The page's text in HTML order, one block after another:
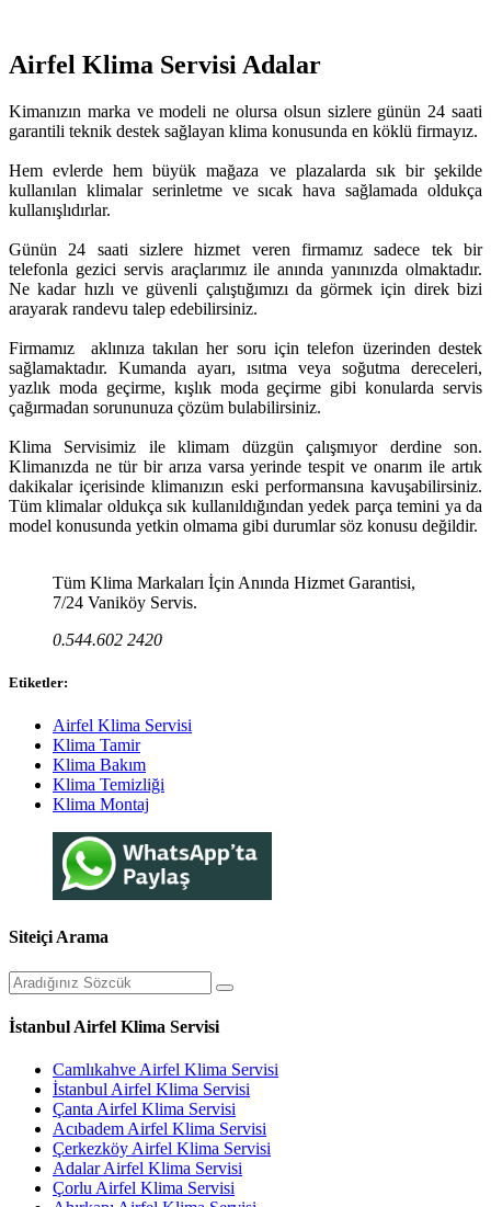
Airfel Klima Servisi Adalar
Kimanızın marka ve modeli ne olursa olsun sizlere günün 24 saati
garantili teknik destek sağlayan klima konusunda en köklü firmayız.
Hem evlerde hem büyük mağaza ve plazalarda sık bir şekilde
kullanılan klimalar serinletme ve sıcak hava sağlamada oldukça
kullanışlıdırlar.
Günün 24 saati sizlere hizmet veren firmamız sadece tek bir
telefonla gezici servis araçlarımız ile anında yanınızda olmaktadır.
Ne kadar hızlı ve güvenli çalıştığımızı da görmek için direk bizi
arayarak randevu talep edebilirsiniz.
Firmamız aklınıza takılan her soru için telefon üzerinden destek
sağlamaktadır. Kumanda ayarı, ısıtma veya soğutma dereceleri,
yazlık moda geçirme, kışlık moda geçirme gibi konularda servis
çağırmadan sorununuza çözüm bulabilirsiniz.
Klima Servisimiz ile klimam düzgün çalışmıyor derdine son.
Klimanızda ne tür bir arıza varsa yerinde tespit ve onarım ile artık
dakikalar içerisinde klimanızın eski performansına kavuşabilirsiniz.
Tüm klimalar oldukça sık kullanıldığından yedek parça temini ya da
model konusunda yetkin olmama gibi durumlar söz konusu değildir.
Tüm Klima Markaları İçin Anında Hizmet Garantisi,
7/24 Vaniköy Servis.
0.544.602 2420
Etiketler:
Airfel Klima Servisi
Klima Tamir
Klima Bakım
Klima Temizliği
Klima Montaj
Siteiçi Arama
İstanbul Airfel Klima Servisi
Camlıkahve Airfel Klima Servisi
İstanbul Airfel Klima Servisi
Çanta Airfel Klima Servisi
Acıbadem Airfel Klima Servisi
Çerkezköy Airfel Klima Servisi
Adalar Airfel Klima Servisi
Çorlu Airfel Klima Servisi